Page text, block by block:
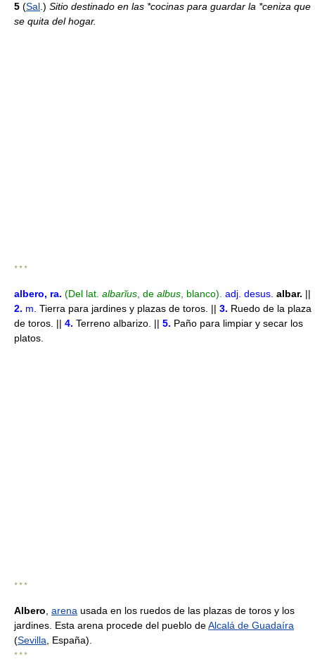
5 (Sal .) Sitio destinado en las *cocinas para guardar la *ceniza que
se quita del hogar.
* * *
albero, ra. (Del lat. albarĭus , de albus , blanco). adj. desus. albar. ||
2. m. Tierra para jardines y plazas de toros. || 3. Ruedo de la plaza
de toros. || 4. Terreno albarizo. || 5. Paño para limpiar y secar los
platos.
* * *
Albero arena usada en los ruedos de las plazas de toros y los
jardines. Esta arena procede del pueblo deAlcalá de Guadaíra
(Sevilla , España).
* * *